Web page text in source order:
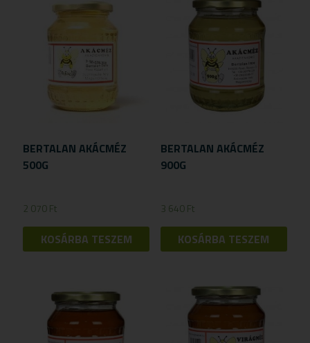
BERTALAN AKÁCMÉZ
500G
2 070Ft
KOSÁRBA TESZEM
BERTALAN AKÁCMÉZ
900G
3 640Ft
KOSÁRBA TESZEM